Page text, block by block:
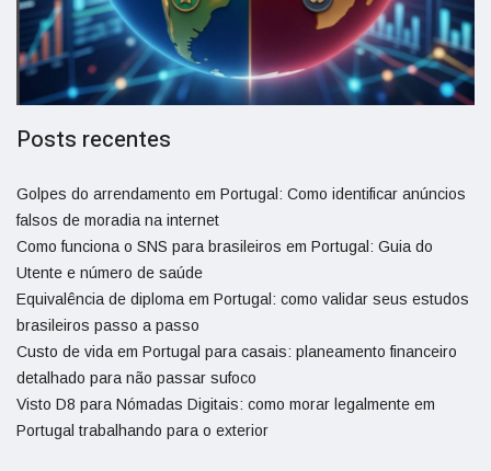
Posts recentes
Golpes do arrendamento em Portugal: Como identificar anúncios
falsos de moradia na internet
Como funciona o SNS para brasileiros em Portugal: Guia do
Utente e número de saúde
Equivalência de diploma em Portugal: como validar seus estudos
brasileiros passo a passo
Custo de vida em Portugal para casais: planeamento financeiro
detalhado para não passar sufoco
Visto D8 para Nómadas Digitais: como morar legalmente em
Portugal trabalhando para o exterior